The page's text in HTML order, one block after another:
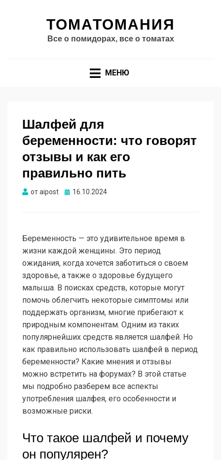
ТОМАТОМАНИЯ
Все о помидорах, все о томатах
МЕНЮ
Шалфей для
беременности: что говорят
отзывы и как его
правильно пить
отaipost Опубликовано
16.10.2024
Беременность — это удивительное время в
жизни каждой женщины. Это период
ожидания, когда хочется заботиться о своем
здоровье, а также о здоровье будущего
малыша. В поисках средств, которые могут
помочь облегчить некоторые симптомы или
поддержать организм, многие прибегают к
природным компонентам. Одним из таких
популярнейших средств является шалфей. Но
как правильно использовать шалфей в период
беременности? Какие мнения и отзывы
можно встретить на форумах? В этой статье
мы подробно разберем все аспекты
употребления шалфея, его особенности и
возможные риски.
Что такое шалфей и почему
он популярен?